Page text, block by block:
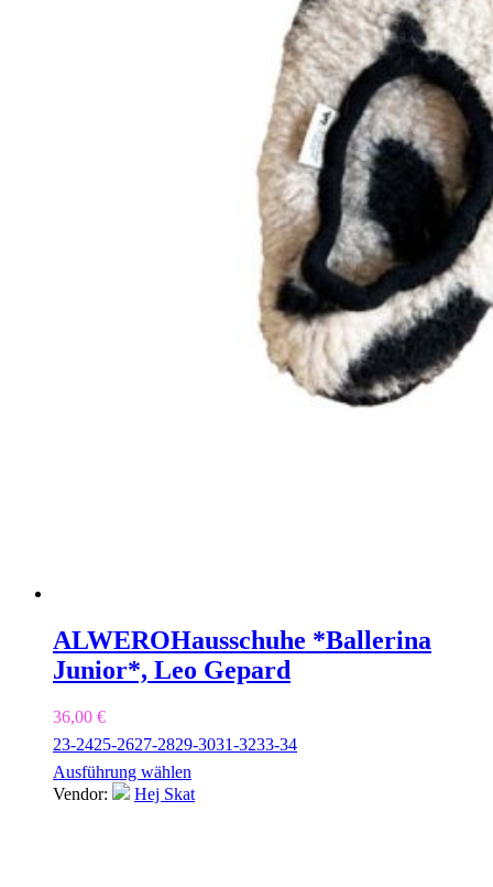
ALWEROHausschuhe *Ballerina
Junior*, Leo Gepard
36,00 €
23-2425-2627-2829-3031-3233-34
Ausführung wählen
Vendor:
Hej Skat